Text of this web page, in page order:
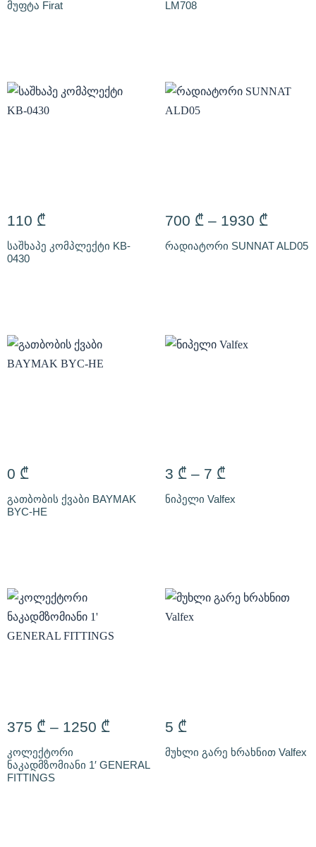
მუფტა Firat LM708
110 ₾
საშხაპე კომპლექტი KB-
0430
700 ₾ – 1930 ₾
რადიატორი SUNNAT ALD05
0 ₾
გათბობის ქვაბი BAYMAK
BYC-HE
3 ₾ – 7 ₾
ნიპელი Valfex
375 ₾ – 1250 ₾
კოლექტორი
ნაკადმზომიანი 1′ GENERAL
FITTINGS
5 ₾
მუხლი გარე ხრახნით Valfex